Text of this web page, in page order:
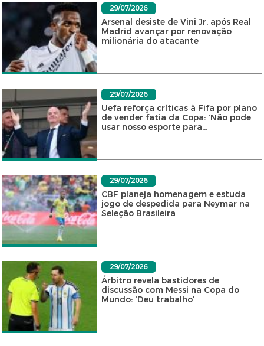
29/07/2026
Arsenal desiste de Vini Jr. após Real
Madrid avançar por renovação
milionária do atacante
29/07/2026
Uefa reforça críticas à Fifa por plano
de vender fatia da Copa: 'Não pode
usar nosso esporte para...
29/07/2026
CBF planeja homenagem e estuda
jogo de despedida para Neymar na
Seleção Brasileira
29/07/2026
Árbitro revela bastidores de
discussão com Messi na Copa do
Mundo: 'Deu trabalho'